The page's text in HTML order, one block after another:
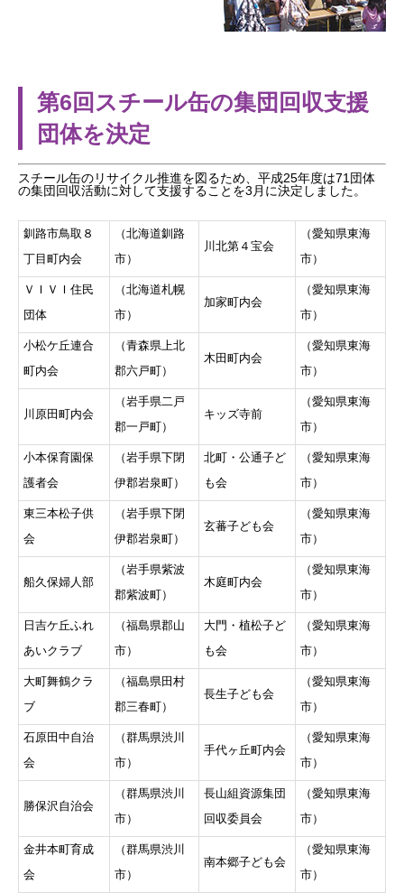
第6回スチール缶の集団回収支援
団体を決定
スチール缶のリサイクル推進を図るため、平成25年度は71団体
の集団回収活動に対して支援することを3月に決定しました。
釧路市鳥取８
丁目町内会
（北海道釧路
市）
川北第４宝会
（愛知県東海
市）
ＶＩＶＩ住民
団体
（北海道札幌
市）
加家町内会
（愛知県東海
市）
小松ケ丘連合
町内会
（青森県上北
郡六戸町）
木田町内会
（愛知県東海
市）
川原田町内会
（岩手県二戸
郡一戸町）
キッズ寺前
（愛知県東海
市）
小本保育園保
護者会
（岩手県下閉
伊郡岩泉町）
北町・公通子ど
も会
（愛知県東海
市）
東三本松子供
会
（岩手県下閉
伊郡岩泉町）
玄蕃子ども会
（愛知県東海
市）
船久保婦人部
（岩手県紫波
郡紫波町）
木庭町内会
（愛知県東海
市）
日吉ケ丘ふれ
あいクラブ
（福島県郡山
市）
大門・植松子ど
も会
（愛知県東海
市）
大町舞鶴クラ
ブ
（福島県田村
郡三春町）
長生子ども会
（愛知県東海
市）
石原田中自治
会
（群馬県渋川
市）
手代ヶ丘町内会
（愛知県東海
市）
勝保沢自治会
（群馬県渋川
市）
長山組資源集団
回収委員会
（愛知県東海
市）
金井本町育成
会
（群馬県渋川
市）
南本郷子ども会
（愛知県東海
市）